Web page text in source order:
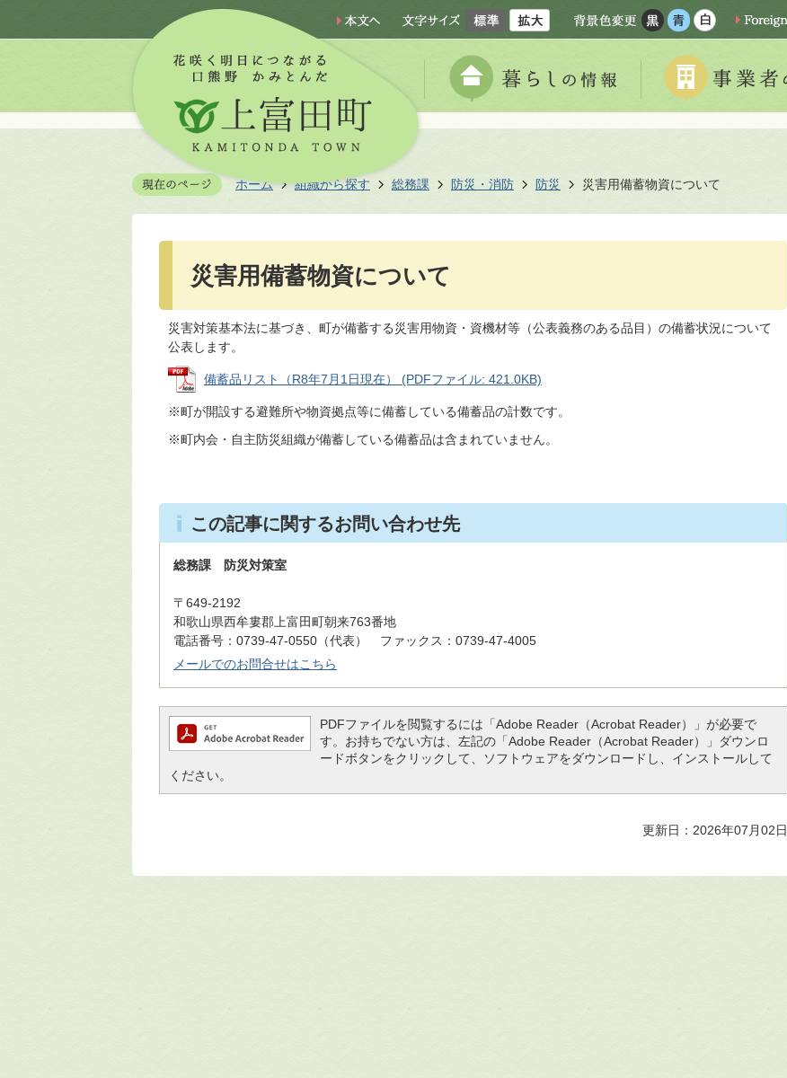
ホーム 組織から探す 総務課 防災・消防 防災 災害用備蓄物資について
災害用備蓄物資について
災害対策基本法に基づき、町が備蓄する災害用物資・資機材等（公表義務のある品目）の備蓄状況について
公表します。
備蓄品リスト（R8年7月1日現在） (PDFファイル: 421.0KB)
※町が開設する避難所や物資拠点等に備蓄している備蓄品の計数です。
※町内会・自主防災組織が備蓄している備蓄品は含まれていません。
この記事に関するお問い合わせ先
総務課 防災対策室
〒649-2192
和歌山県西牟婁郡上富田町朝来763番地
電話番号：0739-47-0550（代表） ファックス：0739-47-4005
メールでのお問合せはこちら
PDFファイルを閲覧するには「Adobe Reader（Acrobat Reader）」が必要で
す。お持ちでない方は、左記の「Adobe Reader（Acrobat Reader）」ダウンロ
ードボタンをクリックして、ソフトウェアをダウンロードし、インストールして
ください。
更新日：2026年07月02日